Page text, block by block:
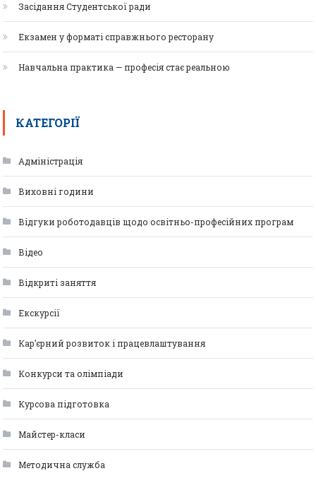
Засідання Студентської ради
Екзамен у форматі справжнього ресторану
Навчальна практика — професія стає реальною
КАТЕГОРІЇ
Адміністрація
Виховні години
Відгуки роботодавців щодо освітньо-професійних програм
Відео
Відкриті заняття
Екскурсії
Кар’єрний розвиток і працевлаштування
Конкурси та олімпіади
Курсова підготовка
Майстер-класи
Методична служба